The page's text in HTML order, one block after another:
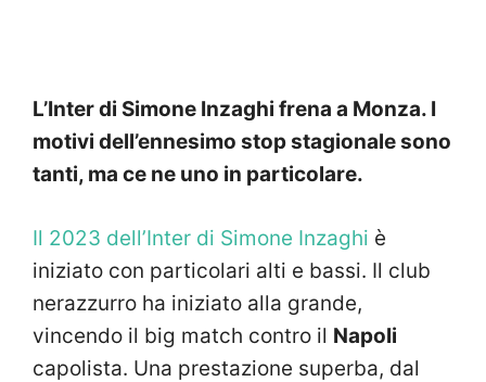
L’Inter di Simone Inzaghi frena a Monza. I
motivi dell’ennesimo stop stagionale sono
tanti, ma ce ne uno in particolare.
Il 2023 dell’Inter di Simone Inzaghi è
iniziato con particolari alti e bassi. Il club
nerazzurro ha iniziato alla grande,
vincendo il big match contro il Napoli
capolista. Una prestazione superba, dal